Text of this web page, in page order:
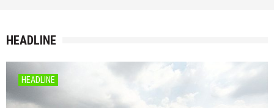
HEADLINE
HEADLINE